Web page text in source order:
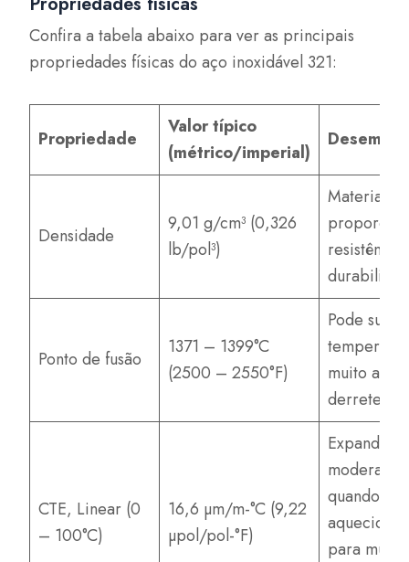
Confira a tabela abaixo para ver as principais
propriedades físicas do aço inoxidável 321:
Propriedade
Valor típico
(métrico/imperial)
Densidade
9,01 g/cm³ (0,326
lb/pol³)
Material
resistência
Ponto de fusão
1371 – 1399°C
(2500 – 2550°F)
Pode
muito altas
derreter
CTE, Linear (0
– 100°C)
16,6 µm/m-°C (9,22
µpol/pol-°F)
Expande
quando
aquecido,
para